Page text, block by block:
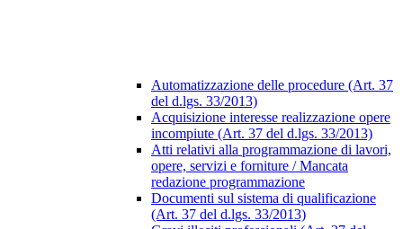
Automatizzazione delle procedure (Art. 37
del d.lgs. 33/2013)
Acquisizione interesse realizzazione opere
incompiute (Art. 37 del d.lgs. 33/2013)
Atti relativi alla programmazione di lavori,
opere, servizi e forniture / Mancata
redazione programmazione
Documenti sul sistema di qualificazione
(Art. 37 del d.lgs. 33/2013)